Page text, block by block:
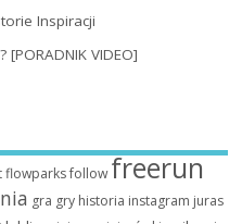
Inspiracji
VIDEO]
flowparks followfreerun
gra gry historia instagram juras